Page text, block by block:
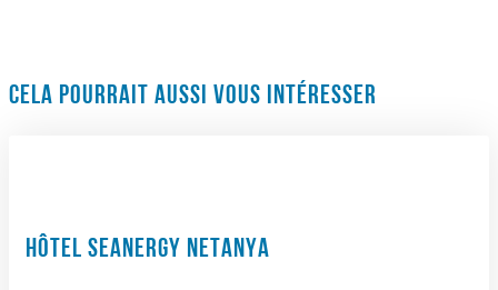
CELA POURRAIT AUSSI VOUS INTÉRESSER
HÔTEL SEANERGY NETANYA